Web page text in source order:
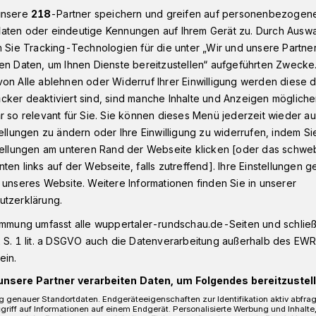
Infos zum Bauvorhaben an der Holthauser Straße in Wuppertal
an der
Straße in Ronsdorf sollen 33
einem Informationsabend haben
sich über die aktuelle
und Bedenken zur
218-Partner speichern und greifen auf
oder eindeutige Kennungen auf Ihrem Gerät zu. Durch
Sie Tracking-Technologien für die unter „Wir und unsere
Daten, um Ihnen Dienste bereitzustellen“ aufgeführten
Alle ablehnen oder Widerruf Ihrer Einwilligung werden diese
deaktiviert sind, sind manche Inhalte und Anzeigen
so relevant für Sie. Sie können dieses Menü jederzeit wieder
zu ändern oder Ihre Einwilligung zu widerrufen, indem
am unteren Rand der Webseite klicken [oder das
links auf der Webseite, falls zutreffend]. Ihre Einstellungen
Website. Weitere Informationen finden Sie in unserer
umfasst alle wuppertaler-rundschau.de-Seiten und
1 lit. a DSGVO auch die Datenverarbeitung außerhalb des
Partner verarbeiten Daten, um Folgendes
genauer Standortdaten. Endgeräteeigenschaften zur Identifikation aktiv
auf Informationen auf einem Endgerät. Personalisierte Werbung und